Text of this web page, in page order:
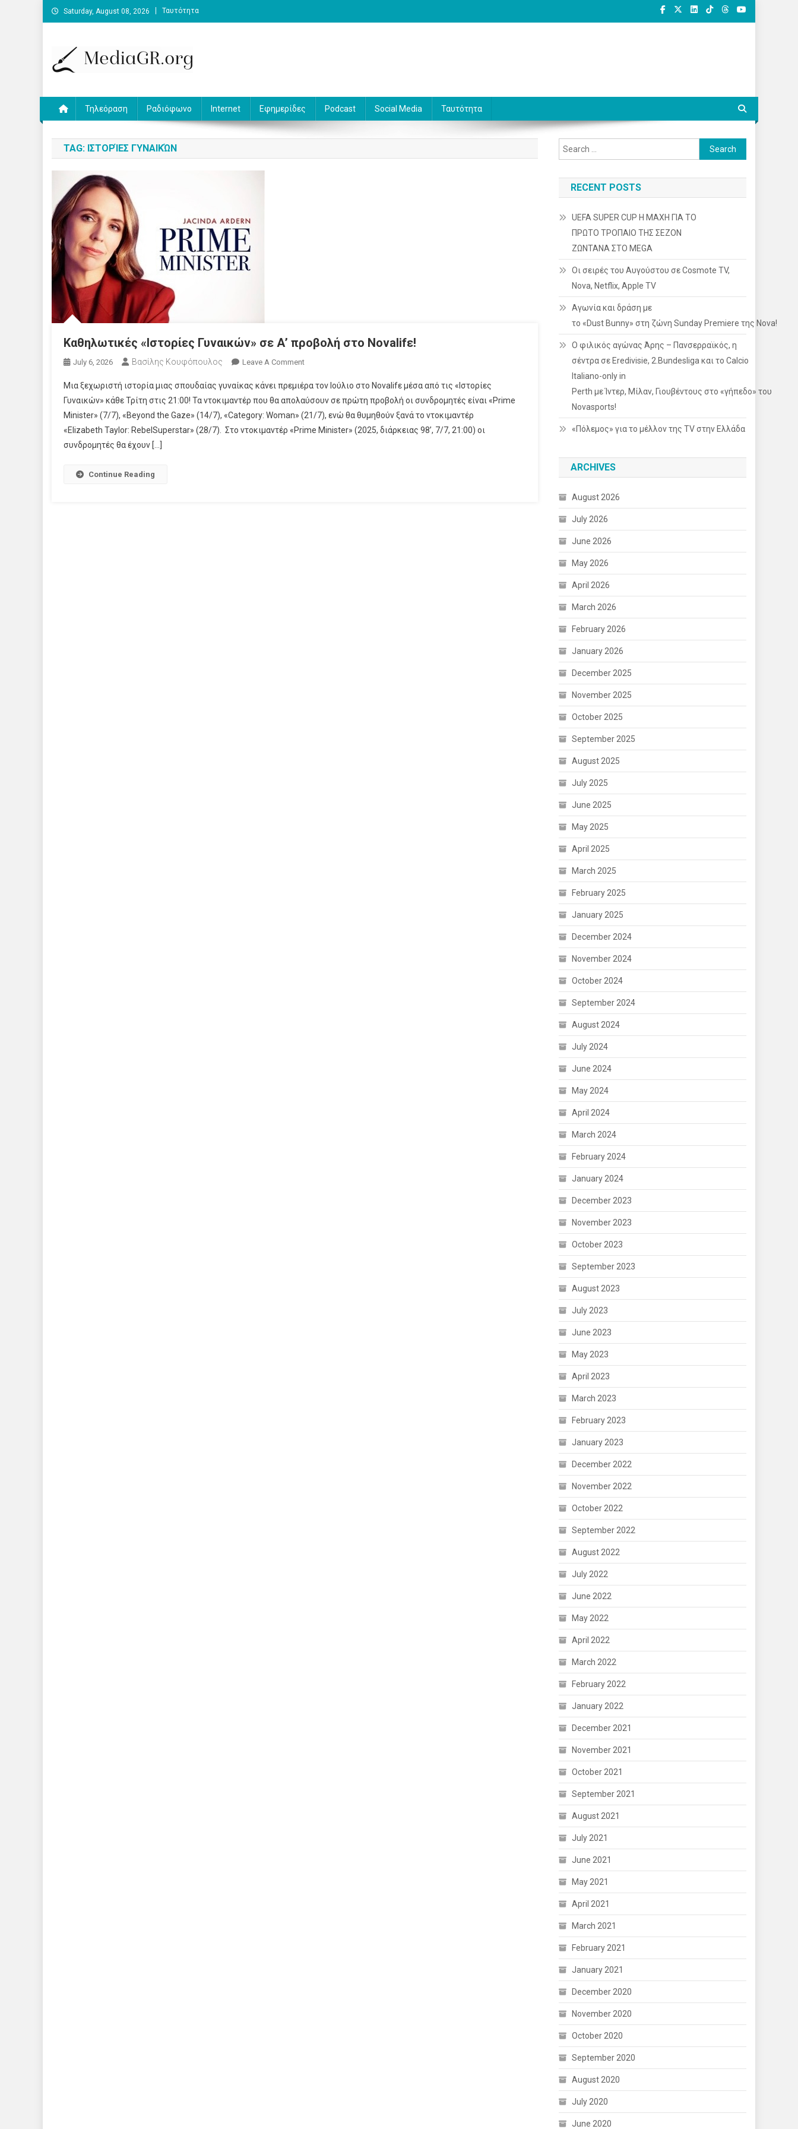
Skip
to
Saturday, August 08, 2026 Ταυτότητα
Τηλεόραση Ραδιόφωνο Internet Εφημερίδες Podcast Social Media Ταυτότητα
TAG: ΙΣΤΟΡΊΕΣ ΓΥΝΑΙΚΏΝ
Καθηλωτικές «Ιστορίες Γυναικών» σε Α’ προβολή στο Novalifε!
July 6, 2026 Βασίλης Κουφόπουλος Leave A CommentOn
Γυναικών»
Σε
Α’
Προβολή
Μια ξεχωριστή ιστορία μιας σπουδαίας γυναίκας κάνει πρεμιέρα τον Ιούλιο στο Novalifε μέσα από τις «Ιστορίες
Γυναικών» κάθε Τρίτη στις 21:00! Τα ντοκιμαντέρ που θα απολαύσουν σε πρώτη προβολή οι συνδρομητές είναι «Prime
Minister» (7/7), «Beyond the Gaze» (14/7), «Category: Woman» (21/7), ενώ θα θυμηθούν ξανά το ντοκιμαντέρ
«Elizabeth Taylor: RebelSuperstar» (28/7). Στο ντοκιμαντέρ «Prime Minister» (2025, διάρκειας 98’, 7/7, 21:00) οι
συνδρομητές θα έχουν […]
Continue Reading
Search
for:
RECENT POSTS
UEFA SUPER CUP Η ΜΑΧΗ ΓΙΑ ΤΟ
ΠΡΩΤΟ ΤΡΟΠΑΙΟ ΤΗΣ ΣΕΖΟΝ
ΖΩΝΤΑΝΑ ΣΤΟ MEGA
Οι σειρές του Αυγούστου σε Cosmote TV,
Nova, Netflix, Apple TV
Αγωνία και δράση με
το «Dust Bunny» στη ζώνη Sunday Premiere της Nova!
Ο φιλικός αγώνας Άρης – Πανσερραϊκός, η
σέντρα σε Eredivisie, 2.Bundesliga και το Calcio
Italiano-only in
Perth με Ίντερ, Μίλαν, Γιουβέντους στο «γήπεδο» του
Novasports!
«Πόλεμος» για το μέλλον της TV στην Ελλάδα
ARCHIVES
August 2026
July 2026
June 2026
May 2026
April 2026
March 2026
February 2026
January 2026
December 2025
November 2025
October 2025
September 2025
August 2025
July 2025
June 2025
May 2025
April 2025
March 2025
February 2025
January 2025
December 2024
November 2024
October 2024
September 2024
August 2024
July 2024
June 2024
May 2024
April 2024
March 2024
February 2024
January 2024
December 2023
November 2023
October 2023
September 2023
August 2023
July 2023
June 2023
May 2023
April 2023
March 2023
February 2023
January 2023
December 2022
November 2022
October 2022
September 2022
August 2022
July 2022
June 2022
May 2022
April 2022
March 2022
February 2022
January 2022
December 2021
November 2021
October 2021
September 2021
August 2021
July 2021
June 2021
May 2021
April 2021
March 2021
February 2021
January 2021
December 2020
November 2020
October 2020
September 2020
August 2020
July 2020
June 2020